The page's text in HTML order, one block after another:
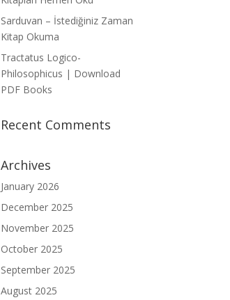
Sarduvan – İstediğiniz Zaman
Kitap Okuma
Tractatus Logico-
Philosophicus | Download
PDF Books
Recent Comments
Archives
January 2026
December 2025
November 2025
October 2025
September 2025
August 2025